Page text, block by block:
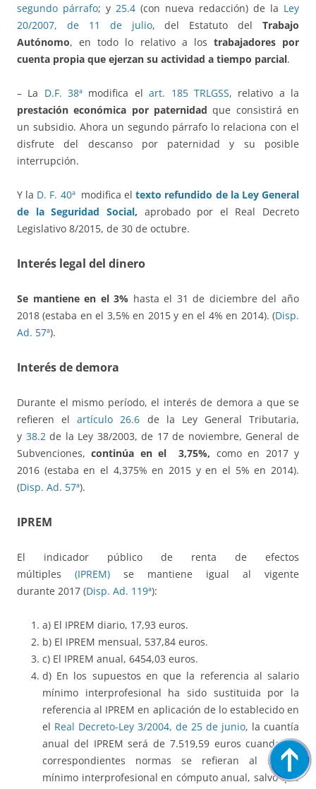
segundo párrafo; y 25.4 (con nueva redacción) de la Ley
20/2007, de 11 de julio, del Estatuto del Trabajo
Autónomo, en todo lo relativo a los trabajadores por
cuenta propia que ejerzan su actividad a tiempo parcial.
– La D.F. 38ª modifica elart. 185 TRLGSS, relativo a la
prestación económica por paternidad que consistirá en
un subsidio. Ahora un segundo párrafo lo relaciona con el
disfrute del descanso por paternidad y su posible
interrupción.
Y la D. F. 40ªmodifica eltexto refundido de la Ley General
de la Seguridad Social, aprobado por el Real Decreto
Legislativo 8/2015, de 30 de octubre.
Interés legal del dinero
Se mantiene en el 3% hasta el 31 de diciembre del año
2018 (estaba en el 3,5% en 2015 y en el 4% en 2014). (Disp.
Ad. 57ª).
Interés de demora
Durante el mismo período, el interés de demora a que se
refieren elartículo 26.6 de la Ley General Tributaria,
y 38.2 de la Ley 38/2003, de 17 de noviembre, General de
Subvenciones,continúa en el 3,75%, como en 2017 y
2016 (estaba en el 4,375% en 2015 y en el 5% en 2014).
(Disp. Ad. 57ª).
IPREM
El indicador público de renta de efectos
múltiples (IPREM) se mantiene igual al vigente
durante 2017 (Disp. Ad. 119ª):
a) El IPREM diario, 17,93 euros.
b) El IPREM mensual, 537,84 euros.
c) El IPREM anual, 6454,03 euros.
d) En los supuestos en que la referencia al salario
mínimo interprofesional ha sido sustituida por la
referencia al IPREM en aplicación de lo establecido en
el Real Decreto-Ley 3/2004, de 25 de junio, la cuantía
anual del IPREM será de 7.519,59 euros cuando las
correspondientes normas se refieran al salario
mínimo interprofesional en cómputo anual, salvo que